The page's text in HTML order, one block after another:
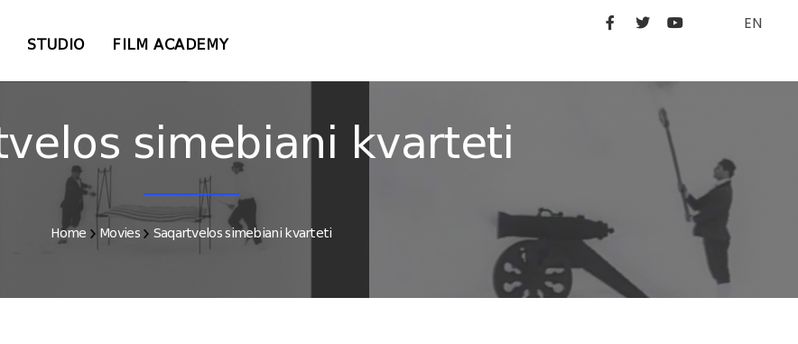
EN
STUDIO FILM ACADEMY
simebiani kvarteti
Home Movies Saqartvelos simebiani kvarteti